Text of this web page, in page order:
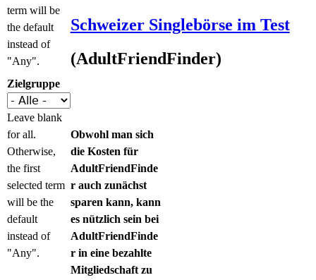
Schweizer Singlebörse im Test
(AdultFriendFinder)
Obwohl man sich
die Kosten für
AdultFriendFinde
r auch zunächst
sparen kann, kann
es nützlich sein bei
AdultFriendFinde
r in eine bezahlte
Mitgliedschaft zu
term will be
the default
instead of
"Any".
Zielgruppe
Leave blank
for all.
Otherwise,
the first
selected term
will be the
default
instead of
"Any".